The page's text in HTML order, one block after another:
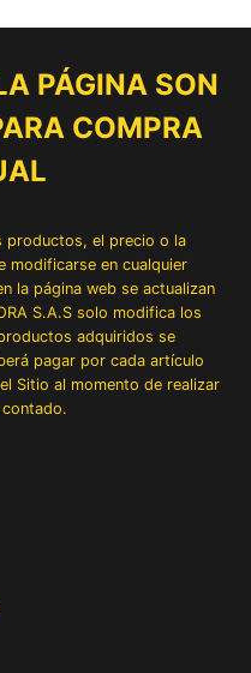
PÁGINA SON
COMPRA
productos, el precio o la
modificarse en cualquier
la página web se actualizan
S.A.S solo modifica los
adquiridos se
pagar por cada artículo
Sitio al momento de realizar